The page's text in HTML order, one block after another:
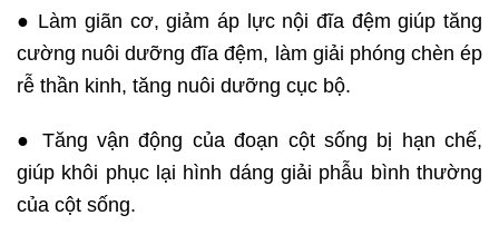
● Làm giãn cơ, giảm áp lực nội đĩa đệm giúp tăng
cường nuôi dưỡng đĩa đệm, làm giải phóng chèn ép
rễ thần kinh, tăng nuôi dưỡng cục bộ.
● Tăng vận động của đoạn cột sống bị hạn chế,
giúp khôi phục lại hình dáng giải phẫu bình thường
của cột sống.